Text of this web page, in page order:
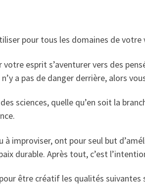
pour tous les domaines de votre
esprit s’aventurer vers des
a pas de danger derrière, alors
sciences, quelle qu’en soit la
improviser, ont pour seul but
durable. Après tout, c’est
être créatif les qualités